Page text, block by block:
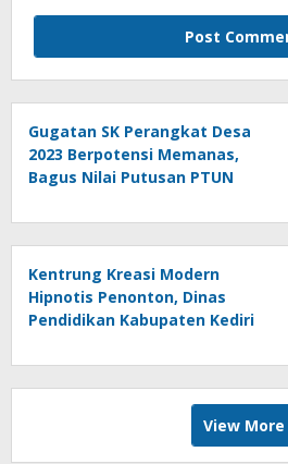
Gugatan SK Perangkat Desa
2023 Berpotensi Memanas,
Bagus Nilai Putusan PTUN
Kentrung Kreasi Modern
Hipnotis Penonton, Dinas
Pendidikan Kabupaten Kediri
View More